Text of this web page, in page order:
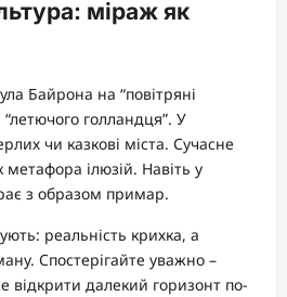
міраж як
Байрона на “повітряні
голландця”. У
чи казкові міста. Сучасне
метафора ілюзій. Навіть у
з образом примар.
реальність крихка, а
Спостерігайте уважно –
відкрити далекий горизонт по-